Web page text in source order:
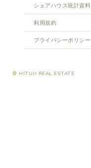
シェアハウス統計資料
利用規約
プライバシーポリシー
© HITUJI REAL ESTATE